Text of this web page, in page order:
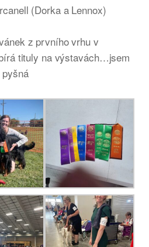
(Dorka a Lennox)
z prvního vrhu v
tituly na výstavách…jsem